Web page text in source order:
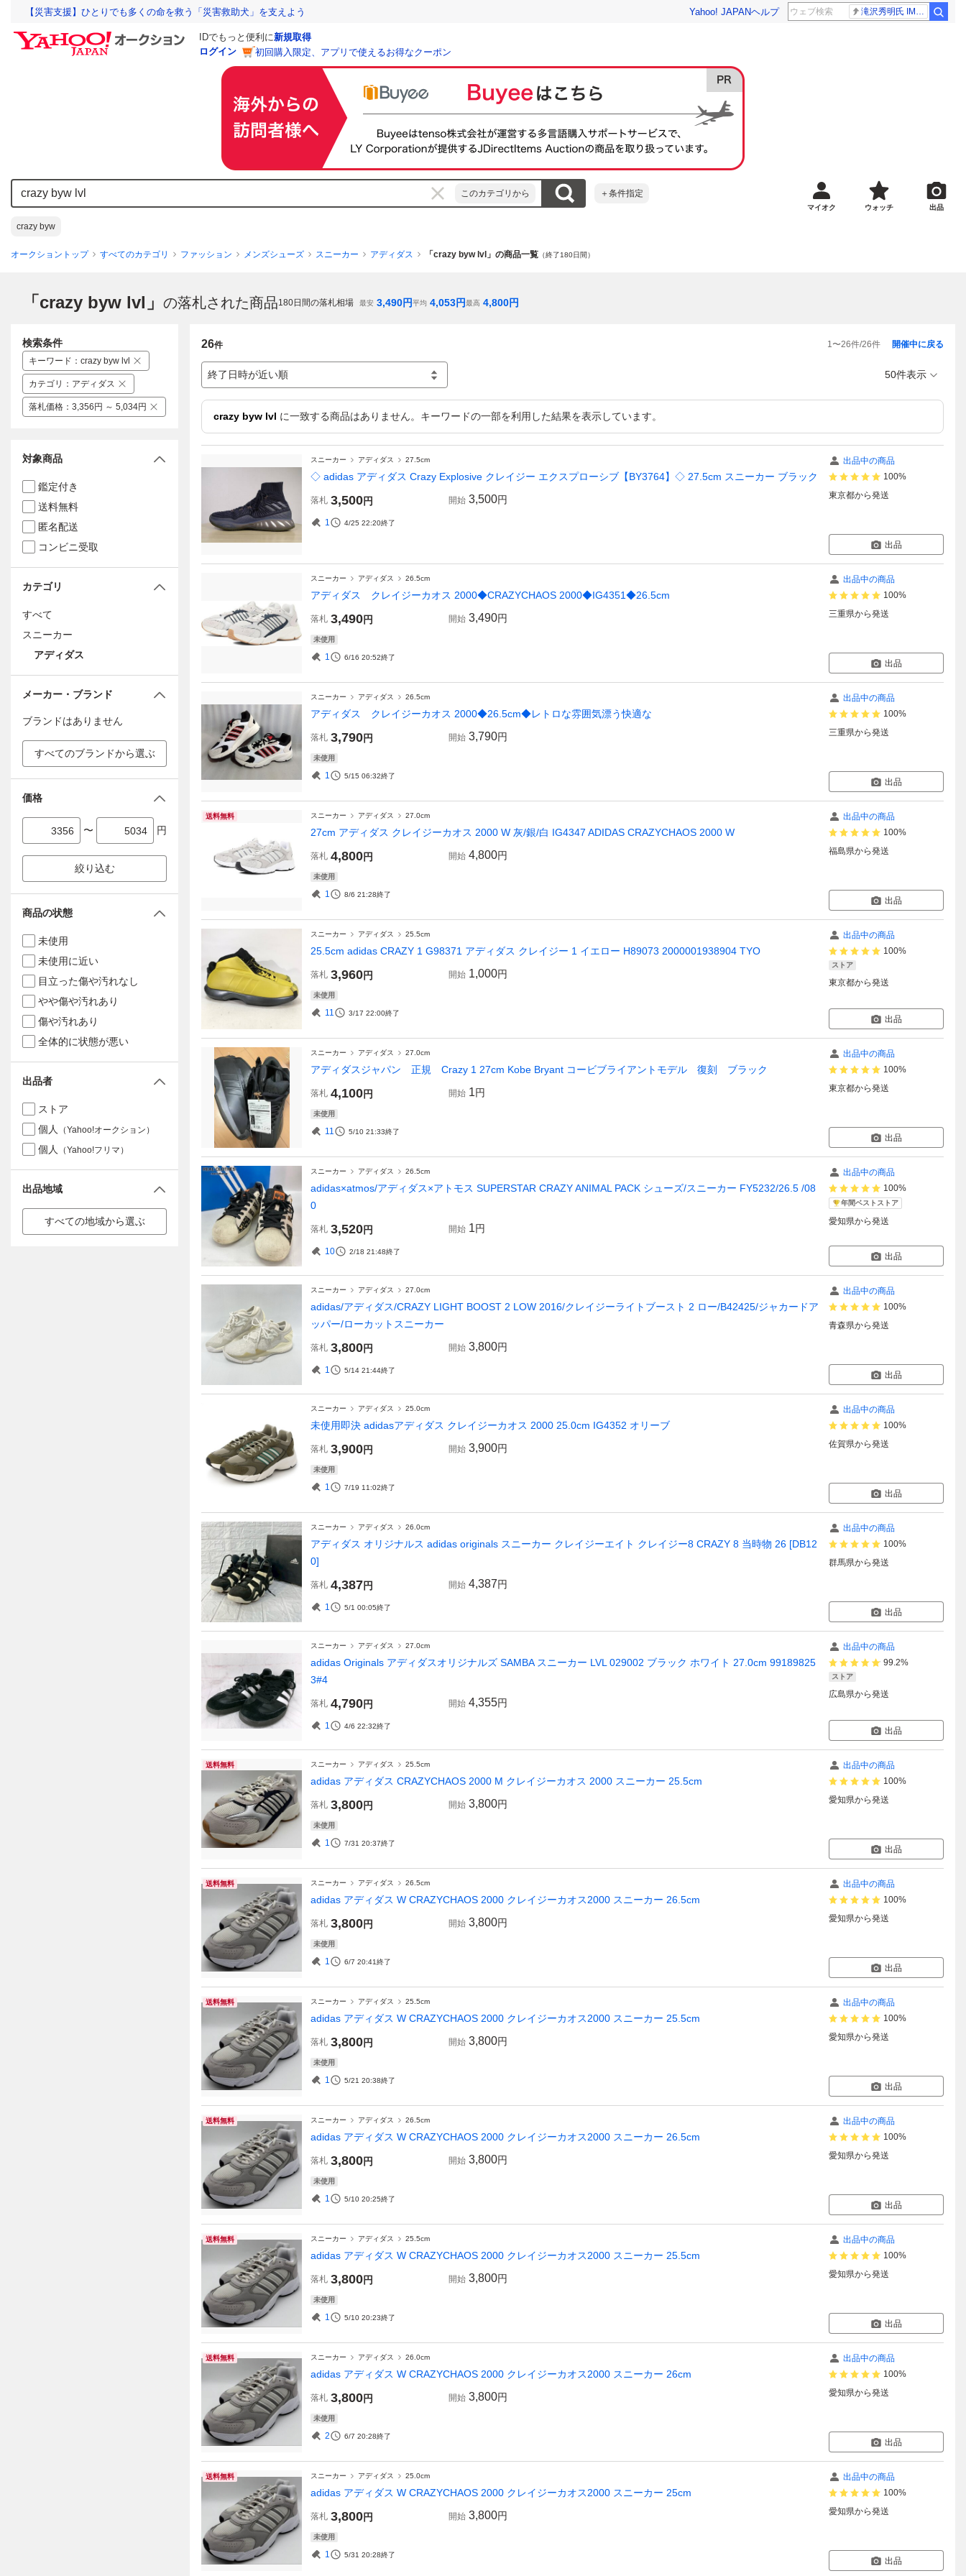
【災害支援】ひとりでも多くの命を救う「災害救助犬」を支えよう Yahoo! JAPANヘルプ 滝沢秀明氏 IMPACT26
IDでもっと便利に新規取得
ログイン
初回購入限定、アプリで使えるお得なクーポン
このカテゴリから ＋条件指定
crazy byw
マイオク ウォッチ 出品
オークショントップ すべてのカテゴリ ファッション メンズシューズ スニーカー アディダス 「crazy byw lvl」の商品一覧 （終了180日間）
「crazy byw lvl」 の落札された商品180日間の落札相場 最安 3,490円平均 4,053円最高 4,800円
26件 1〜26件/26件
終了日時が近い順
開催中に戻る
50件表示
crazy byw lvl に一致する商品はありません。キーワードの一部を利用した結果を表示しています。
スニーカー アディダス 27.5cm
◇ adidas アディダス Crazy Explosive クレイジー エクスプローシブ【BY3764】◇ 27.5cm スニーカー ブラック
落札 3,500円 開始 3,500円
1 4/25 22:20終了
出品中の商品
100%
東京都から発送
出品
スニーカー アディダス 26.5cm
アディダス クレイジーカオス 2000◆CRAZYCHAOS 2000◆IG4351◆26.5cm
落札 3,490円 開始 3,490円
未使用
1 6/16 20:52終了
出品中の商品
100%
三重県から発送
出品
スニーカー アディダス 26.5cm
アディダス クレイジーカオス 2000◆26.5cm◆レトロな雰囲気漂う快適な
落札 3,790円 開始 3,790円
未使用
1 5/15 06:32終了
出品中の商品
100%
三重県から発送
出品
送料無料 スニーカー アディダス 27.0cm
27cm アディダス クレイジーカオス 2000 W 灰/銀/白 IG4347 ADIDAS CRAZYCHAOS 2000 W
落札 4,800円 開始 4,800円
未使用
1 8/6 21:28終了
出品中の商品
100%
福島県から発送
出品
スニーカー アディダス 25.5cm
25.5cm adidas CRAZY 1 G98371 アディダス クレイジー 1 イエロー H89073 2000001938904 TYO
落札 3,960円 開始 1,000円
未使用
11 3/17 22:00終了
出品中の商品
100%
ストア
東京都から発送
出品
スニーカー アディダス 27.0cm
アディダスジャパン 正規 Crazy 1 27cm Kobe Bryant コービブライアントモデル 復刻 ブラック
落札 4,100円 開始 1円
未使用
11 5/10 21:33終了
出品中の商品
100%
東京都から発送
出品
スニーカー アディダス 26.5cm
adidas×atmos/アディダス×アトモス SUPERSTAR CRAZY ANIMAL PACK シューズ/スニーカー FY5232/26.5 /08
0
落札 3,520円 開始 1円
10 2/18 21:48終了
出品中の商品
100%
年間ベストストア
愛知県から発送
出品
スニーカー アディダス 27.0cm
adidas/アディダス/CRAZY LIGHT BOOST 2 LOW 2016/クレイジーライトブースト 2 ロー/B42425/ジャカードア
ッパー/ローカットスニーカー
落札 3,800円 開始 3,800円
1 5/14 21:44終了
出品中の商品
100%
青森県から発送
出品
スニーカー アディダス 25.0cm
未使用即決 adidasアディダス クレイジーカオス 2000 25.0cm IG4352 オリーブ
落札 3,900円 開始 3,900円
未使用
1 7/19 11:02終了
出品中の商品
100%
佐賀県から発送
出品
スニーカー アディダス 26.0cm
アディダス オリジナルス adidas originals スニーカー クレイジーエイト クレイジー8 CRAZY 8 当時物 26 [DB12
0]
落札 4,387円 開始 4,387円
1 5/1 00:05終了
出品中の商品
100%
群馬県から発送
出品
スニーカー アディダス 27.0cm
adidas Originals アディダスオリジナルズ SAMBA スニーカー LVL 029002 ブラック ホワイト 27.0cm 99189825
3#4
落札 4,790円 開始 4,355円
1 4/6 22:32終了
出品中の商品
99.2%
ストア
広島県から発送
出品
送料無料 スニーカー アディダス 25.5cm
adidas アディダス CRAZYCHAOS 2000 M クレイジーカオス 2000 スニーカー 25.5cm
落札 3,800円 開始 3,800円
未使用
1 7/31 20:37終了
出品中の商品
100%
愛知県から発送
出品
送料無料 スニーカー アディダス 26.5cm
adidas アディダス W CRAZYCHAOS 2000 クレイジーカオス2000 スニーカー 26.5cm
落札 3,800円 開始 3,800円
未使用
1 6/7 20:41終了
出品中の商品
100%
愛知県から発送
出品
送料無料 スニーカー アディダス 25.5cm
adidas アディダス W CRAZYCHAOS 2000 クレイジーカオス2000 スニーカー 25.5cm
落札 3,800円 開始 3,800円
未使用
1 5/21 20:38終了
出品中の商品
100%
愛知県から発送
出品
送料無料 スニーカー アディダス 26.5cm
adidas アディダス W CRAZYCHAOS 2000 クレイジーカオス2000 スニーカー 26.5cm
落札 3,800円 開始 3,800円
未使用
1 5/10 20:25終了
出品中の商品
100%
愛知県から発送
出品
送料無料 スニーカー アディダス 25.5cm
adidas アディダス W CRAZYCHAOS 2000 クレイジーカオス2000 スニーカー 25.5cm
落札 3,800円 開始 3,800円
未使用
1 5/10 20:23終了
出品中の商品
100%
愛知県から発送
出品
送料無料 スニーカー アディダス 26.0cm
adidas アディダス W CRAZYCHAOS 2000 クレイジーカオス2000 スニーカー 26cm
落札 3,800円 開始 3,800円
未使用
2 6/7 20:28終了
出品中の商品
100%
愛知県から発送
出品
送料無料 スニーカー アディダス 25.0cm
adidas アディダス W CRAZYCHAOS 2000 クレイジーカオス2000 スニーカー 25cm
落札 3,800円 開始 3,800円
未使用
1 5/31 20:28終了
出品中の商品
100%
愛知県から発送
出品
検索条件
キーワード ： crazy byw lvl
カテゴリ ： アディダス
落札価格 ： 3,356円 ～ 5,034円
対象商品
鑑定付き
送料無料
匿名配送
コンビニ受取
カテゴリ
すべて
スニーカー
アディダス
メーカー・ブランド
ブランドはありません
すべてのブランドから選ぶ
価格
〜 円
絞り込む
商品の状態
未使用
未使用に近い
目立った傷や汚れなし
やや傷や汚れあり
傷や汚れあり
全体的に状態が悪い
出品者
ストア
個人
（Yahoo!オークション）
個人 （Yahoo!フリマ）
出品地域
すべての地域から選ぶ